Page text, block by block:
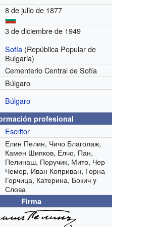
8 de julio de 1877
3 de diciembre de 1949
Sofía (República Popular de
Bulgaria)
Cementerio Central de Sofía
Búlgaro
Búlgaro
profesional
Escritor
Елин Пелин, Чичо Благолаж,
Камен Шипков, Елчо, Пан,
Пелинаш, Поручик, Мито, Чер
Чемер, Иван Коприван, Горна
Горчица, Катерина, Бокич y
Слова
Firma